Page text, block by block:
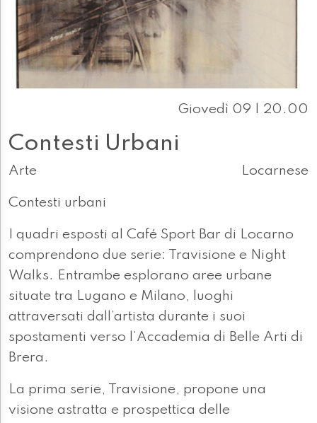
Giovedì 09 | 20.00
Contesti Urbani
Arte Locarnese
Contesti urbani
I quadri esposti al Café Sport Bar di Locarno
comprendono due serie: Travisione e Night
Walks. Entrambe esplorano aree urbane
situate tra Lugano e Milano, luoghi
attraversati dall’artista durante i suoi
spostamenti verso l’Accademia di Belle Arti di
Brera.
La prima serie, Travisione, propone una
visione astratta e prospettica delle